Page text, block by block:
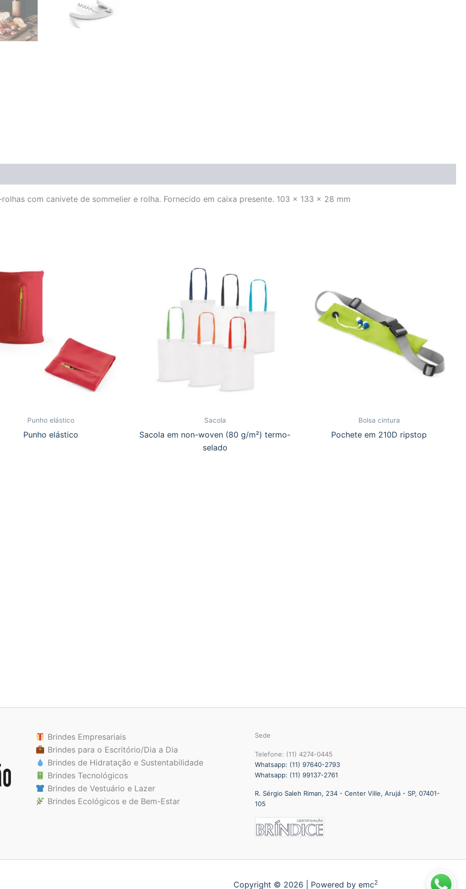
com canivete de sommelier e rolha. Fornecido em caixa presente. 103 x 133 x 28 mm
Punho elástico
Punho elástico
Sacola
Sacola em non-woven (80 g/m²) termo-
selado
Bolsa cintura
Pochete em 210D ripstop
Brindes Empresariais
Brindes para o Escritório/Dia a Dia
Brindes de Hidratação e Sustentabilidade
Brindes Tecnológicos
Brindes de Vestuário e Lazer
Brindes Ecológicos e de Bem-Estar
Sede
Telefone: (11) 4274-0445
Whatsapp: (11) 97640-2793
Whatsapp: (11) 99137-2761
R. Sérgio Saleh Riman, 234 - Center Ville, Arujá - SP, 07401-
105
Copyright © 2026 | Powered by emc2